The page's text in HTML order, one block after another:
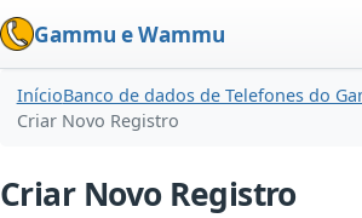
Gammu e Wammu
InícioBanco de dados de Telefones do
Criar Novo Registro
Criar Novo Registro